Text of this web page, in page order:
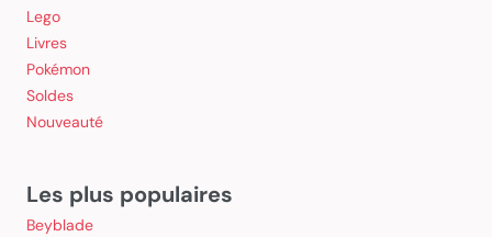
Lego
Livres
Pokémon
Soldes
Nouveauté
Les plus populaires
Beyblade